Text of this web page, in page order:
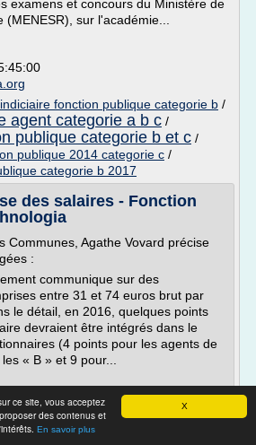
X
ce site, vous acceptez
des contenus et
En savoir plus
examens et concours du Ministère de
sur l'académie...
fonction publique categorie b /
agent categorie a b c /
publique categorie b et c /
publique 2014 categorie c /
categorie b 2017
des salaires - Fonction
Communes, Agathe Vovard précise
:
communique sur des
entre 31 et 74 euros brut par
le détail, en 2016, quelques points
devraient être intégrés dans le
(4 points pour les agents de
« B » et 9 pour...
technologia.fr